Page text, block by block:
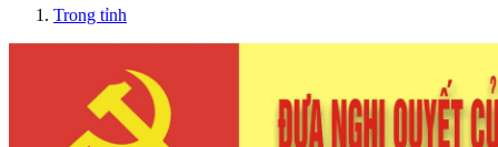
Trong tỉnh